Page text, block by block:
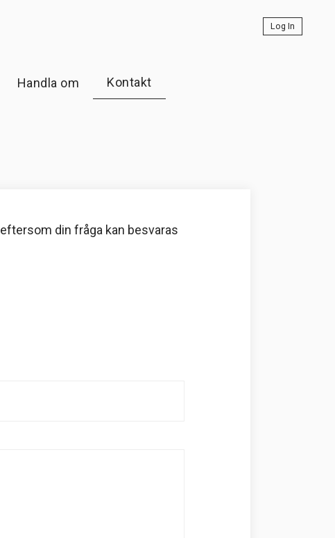
Log In
Handla om Kontakt
eftersom din fråga kan besvaras